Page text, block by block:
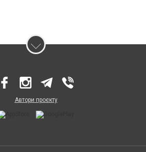
Автори проєкту